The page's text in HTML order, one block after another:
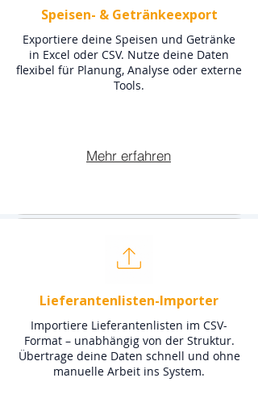
Speisen- & Getränkeexport
Exportiere deine Speisen und Getränke
in Excel oder CSV. Nutze deine Daten
flexibel für Planung, Analyse oder externe
Tools.
Mehr erfahren
Lieferantenlisten-Importer
Importiere Lieferantenlisten im CSV-
Format – unabhängig von der Struktur.
Übertrage deine Daten schnell und ohne
manuelle Arbeit ins System.